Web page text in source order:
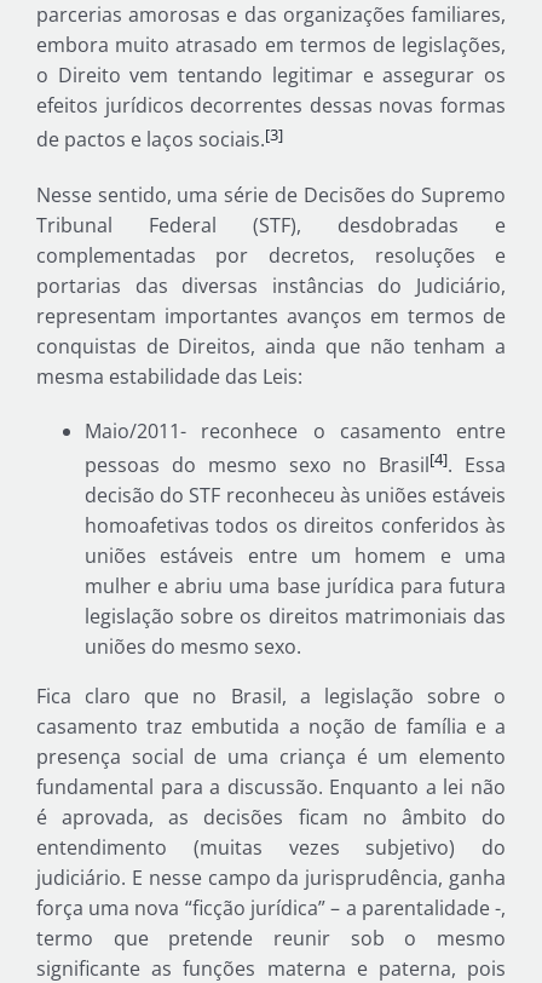
parcerias amorosas e das organizações familiares,
embora muito atrasado em termos de legislações,
o Direito vem tentando legitimar e assegurar os
efeitos jurídicos decorrentes dessas novas formas
de pactos e laços sociais.[3]
Nesse sentido, uma série de Decisões do Supremo
Tribunal Federal (STF), desdobradas e
complementadas por decretos, resoluções e
portarias das diversas instâncias do Judiciário,
representam importantes avanços em termos de
conquistas de Direitos, ainda que não tenham a
mesma estabilidade das Leis:
Maio/2011- reconhece o casamento entre
pessoas do mesmo sexo no Brasil[4]. Essa
decisão do STF reconheceu às uniões estáveis
homoafetivas todos os direitos conferidos às
uniões estáveis entre um homem e uma
mulher e abriu uma base jurídica para futura
legislação sobre os direitos matrimoniais das
uniões do mesmo sexo.
Fica claro que no Brasil, a legislação sobre o
casamento traz embutida a noção de família e a
presença social de uma criança é um elemento
fundamental para a discussão. Enquanto a lei não
é aprovada, as decisões ficam no âmbito do
entendimento (muitas vezes subjetivo) do
judiciário. E nesse campo da jurisprudência, ganha
força uma nova “ficção jurídica” – a parentalidade -,
termo que pretende reunir sob o mesmo
significante as funções materna e paterna, pois